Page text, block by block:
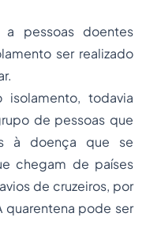
pessoas doentes
ser realizado
isolamento, todavia
de pessoas que
à doença que se
chegam de países
de cruzeiros, por
quarentena pode ser